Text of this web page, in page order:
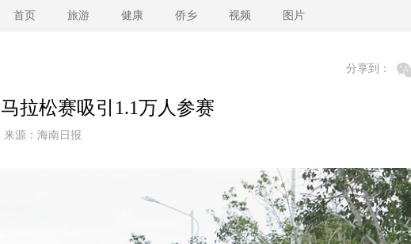
首页 旅游 健康 侨乡 视频 图片
分享到：
拉松赛吸引1.1万人参赛
源： 海南日报